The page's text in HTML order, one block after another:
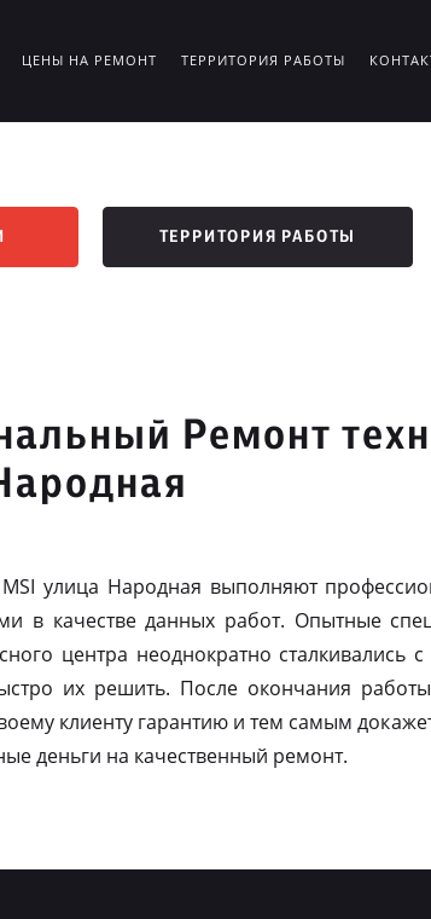
ЦЕНЫ НА РЕМОНТ ТЕРРИТОРИЯ РАБОТЫ
ТЕРРИТОРИЯ РАБОТЫ
Ремонт
улица Народная выполняют
в качестве данных работ. Опытные
центра неоднократно сталкивались
их решить. После окончания
клиенту гарантию и тем самым
деньги на качественный ремонт.